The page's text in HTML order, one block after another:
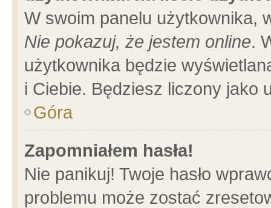
W swoim panelu użytkownika,
Nie pokazuj, że jestem online.
użytkownika będzie
i Ciebie. Będziesz liczony jako
Góra
Zapomniałem hasła!
Nie panikuj! Twoje hasło
problemu może zostać